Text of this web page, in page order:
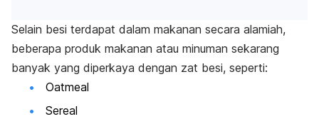
Selain besi terdapat dalam makanan secara alamiah,
beberapa produk makanan atau minuman sekarang
banyak yang diperkaya dengan zat besi, seperti:
Oatmeal
Sereal